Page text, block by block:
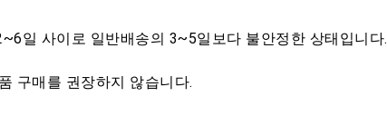
일 사이로 일반배송의 3~5일보다 불안정한 상태입니다.
구매를 권장하지 않습니다.